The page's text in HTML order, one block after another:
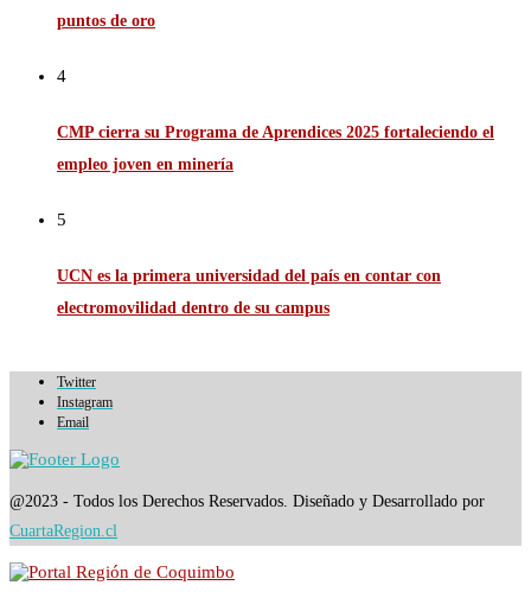
puntos de oro
4
CMP cierra su Programa de Aprendices 2025 fortaleciendo el
empleo joven en minería
5
UCN es la primera universidad del país en contar con
electromovilidad dentro de su campus
Twitter
Instagram
Email
@2023 - Todos los Derechos Reservados. Diseñado y Desarrollado por
CuartaRegion.cl